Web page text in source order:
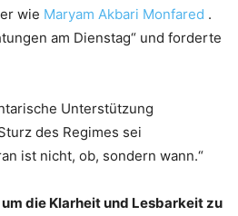
wie Maryam Akbari Monfared .
am Dienstag“ und forderte
Unterstützung
des Regimes sei
ist nicht, ob, sondern wann.“
die Klarheit und Lesbarkeit zu